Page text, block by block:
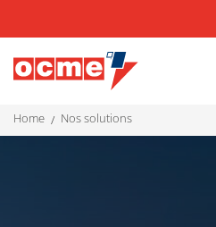
home nos solutions